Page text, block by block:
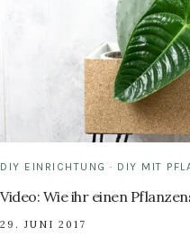
DIY EINRICHTUNG · DIY MIT
Video: Wie ihr einen
29. JUNI 2017